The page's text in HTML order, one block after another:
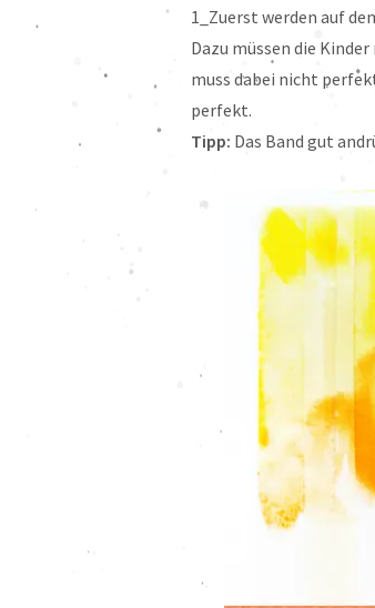
1_Zuerst werden auf
Dazu müssen die
muss dabei nicht
perfekt.
Tipp: Das Band gut